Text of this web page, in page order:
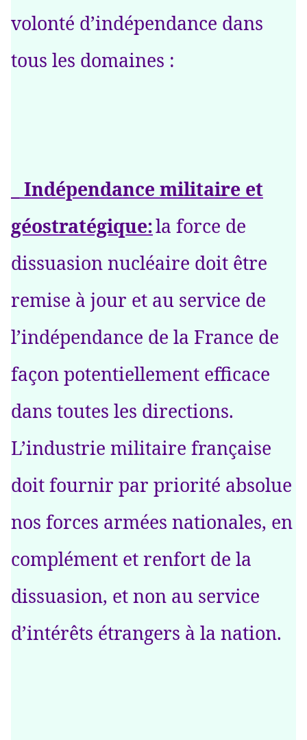
volonté d’indépendance dans
tous les domaines :
_ Indépendance militaire et
géostratégique:la force de
dissuasion nucléaire doit être
remise à jour et au service de
l’indépendance de la France de
façon potentiellement efficace
dans toutes les directions.
L’industrie militaire française
doit fournir par priorité absolue
nos forces armées nationales, en
complément et renfort de la
dissuasion, et non au service
d’intérêts étrangers à la nation.